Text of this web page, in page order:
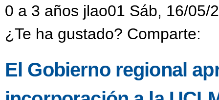
0 a 3 años jlao01 Sáb, 16/05/
¿Te ha gustado? Comparte:
El Gobierno regional